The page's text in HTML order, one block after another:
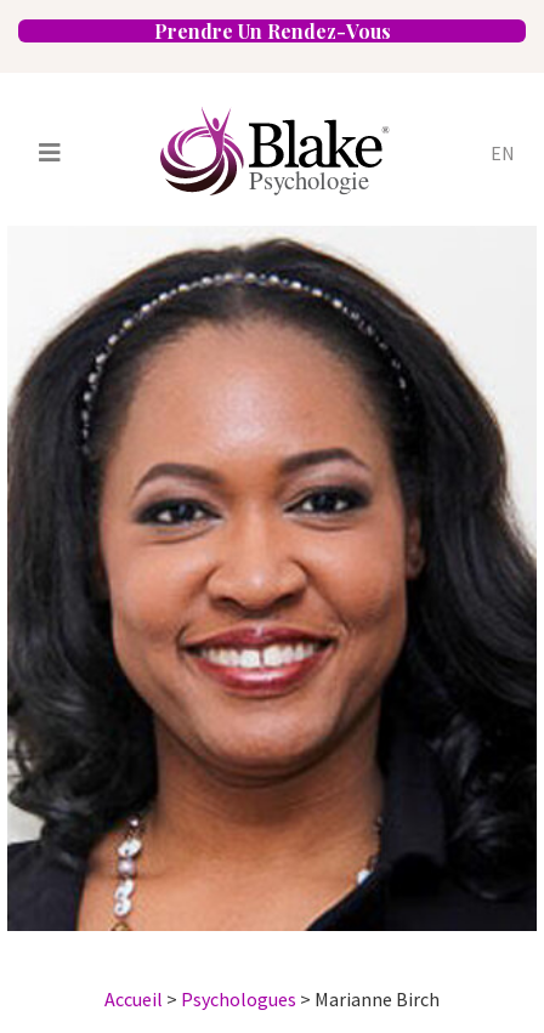
Prendre Un Rendez-Vous
EN
Psychologues
Spécialités
Approches
Emplacements
FAQ
Blogue
Carrières
Contact
Accueil > Psychologues > Marianne Birch